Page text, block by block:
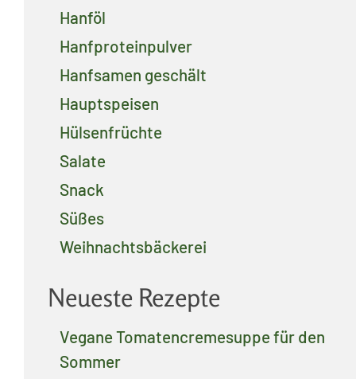
Hanföl
Hanfproteinpulver
Hanfsamen geschält
Hauptspeisen
Hülsenfrüchte
Salate
Snack
Süßes
Weihnachtsbäckerei
Neueste Rezepte
Vegane Tomatencremesuppe für den
Sommer